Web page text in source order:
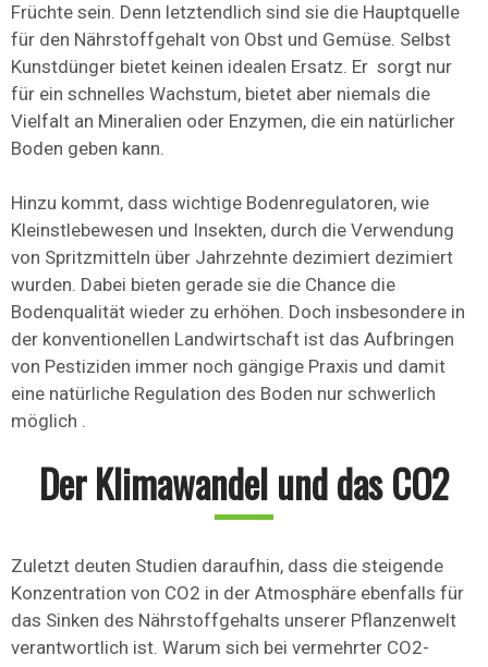
Früchte sein. Denn letztendlich sind sie die Hauptquelle
für den Nährstoffgehalt von Obst und Gemüse. Selbst
Kunstdünger bietet keinen idealen Ersatz. Er sorgt nur
für ein schnelles Wachstum, bietet aber niemals die
Vielfalt an Mineralien oder Enzymen, die ein natürlicher
Boden geben kann.
Hinzu kommt, dass wichtige Bodenregulatoren, wie
Kleinstlebewesen und Insekten, durch die Verwendung
von Spritzmitteln über Jahrzehnte dezimiert dezimiert
wurden. Dabei bieten gerade sie die Chance die
Bodenqualität wieder zu erhöhen. Doch insbesondere in
der konventionellen Landwirtschaft ist das Aufbringen
von Pestiziden immer noch gängige Praxis und damit
eine natürliche Regulation des Boden nur schwerlich
möglich .
Der Klimawandel und das CO2
Zuletzt deuten Studien daraufhin, dass die steigende
Konzentration von CO2 in der Atmosphäre ebenfalls für
das Sinken des Nährstoffgehalts unserer Pflanzenwelt
verantwortlich ist. Warum sich bei vermehrter CO2-